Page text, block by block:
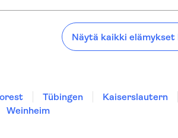
Näytä kaikki elämykset
Tübingen Kaiserslautern
Weinheim